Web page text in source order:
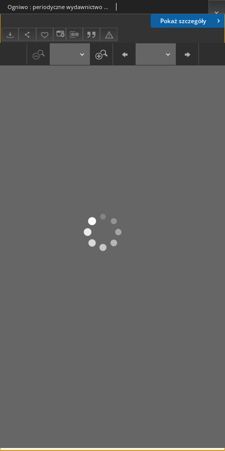
Pokaż szczegóły
Ogniwo : periodyczne wydawnictwo organizacyjne Akcji Katolickiej Diecezji Lubelskiej R. 6, Nr 6/7/8 (czerwiec/lipiec/sierpień 1938)